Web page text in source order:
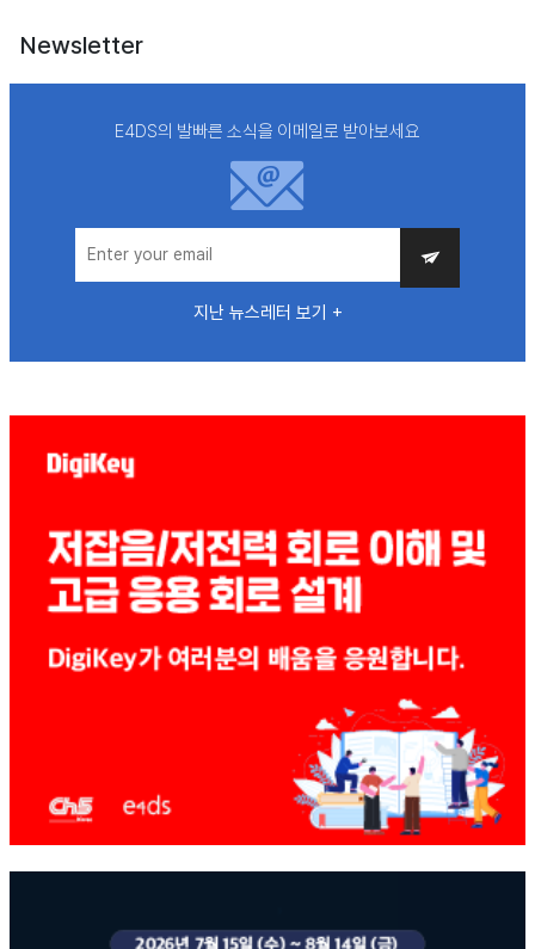
Newsletter
E4DS의 발빠른 소식을 이메일로 받아보세요
지난 뉴스레터 보기 +